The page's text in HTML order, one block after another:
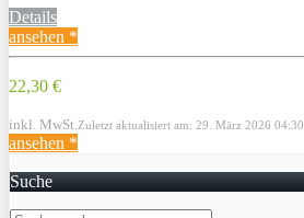
Details
ansehen *
22,30 €
inkl. MwSt. Zuletzt aktualisiert am: 29. März 2026 04:30
ansehen *
Suche